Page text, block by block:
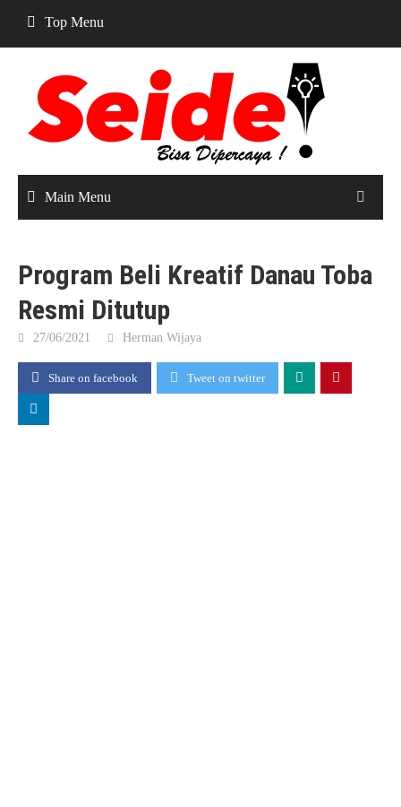
content
Top Menu
Main Menu
Program Beli Kreatif Danau Toba
Resmi Ditutup
27/06/2021 Herman Wijaya
Share on facebook Tweet on twitter